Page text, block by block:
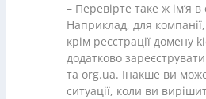
– Перевірте таке ж ім’я
Наприклад, для
крім реєстрації домену
додатково
та org.ua. Інакше ви
ситуації, коли ви